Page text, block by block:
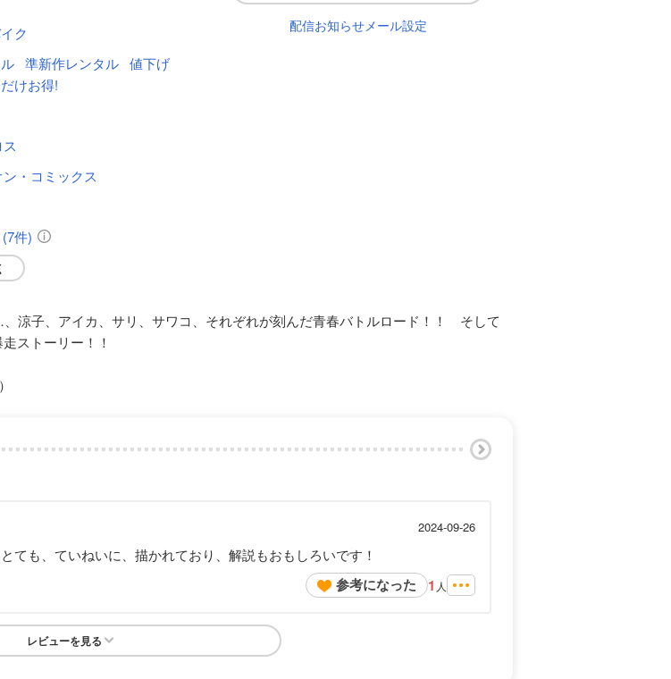
配信お知らせメール設定
ク
準新作レンタル 値下げ
けお得!
・コミックス
(7件)
涼子、アイカ、サリ、サワコ、それぞれが刻んだ青春バトルロード！！ そして
ストーリー！！
2024-09-26
ても、ていねいに、描かれており、解説もおもしろいです！
参考になった 1 人
レビューを見る